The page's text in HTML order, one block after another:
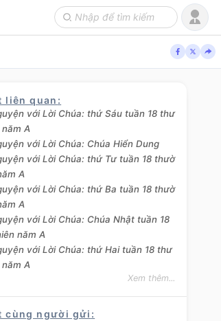
liên quan :
với Lời Chúa: thứ Sáu tuần 18 thư
A
với Lời Chúa: Chúa Hiển Dung
với Lời Chúa: thứ Tư tuần 18 thườ
A
với Lời Chúa: thứ Ba tuần 18 thườ
A
với Lời Chúa: Chúa Nhật tuần 18
năm A
với Lời Chúa: thứ Hai tuần 18 thư
A
Xem thêm...
cùng người gửi :